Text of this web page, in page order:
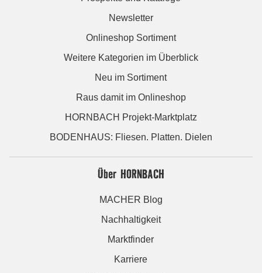
Newsletter
Onlineshop Sortiment
Weitere Kategorien im Überblick
Neu im Sortiment
Raus damit im Onlineshop
HORNBACH Projekt-Marktplatz
BODENHAUS: Fliesen. Platten. Dielen
Über HORNBACH
MACHER Blog
Nachhaltigkeit
Marktfinder
Karriere